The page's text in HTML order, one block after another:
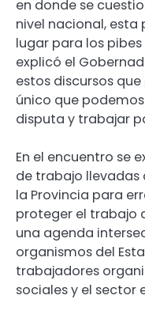
en donde se
nivel nacional, esta
lugar para los pibes
explicó el
estos discursos
único que
disputa y trabajar
En el encuentro se
de trabajo
la Provincia para
proteger el trabajo
una agenda
organismos del
trabajadores
sociales y el sector